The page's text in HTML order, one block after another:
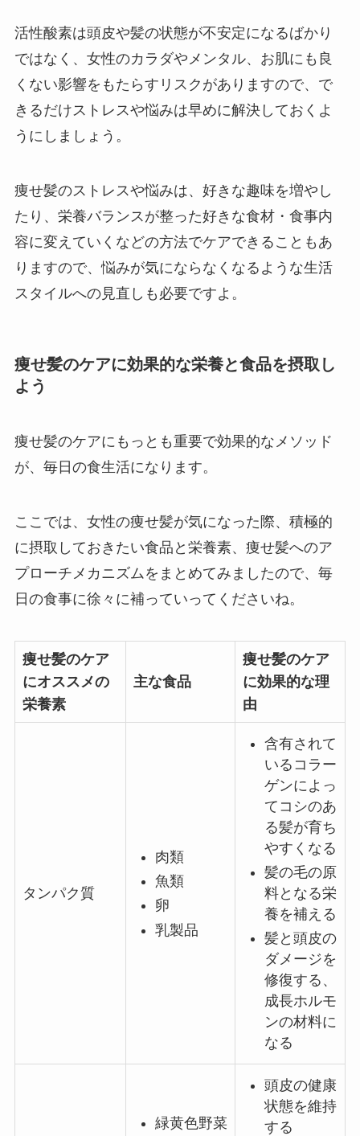
活性酸素は頭皮や髪の状態が不安定になるばかり
ではなく、女性のカラダやメンタル、お肌にも良
くない影響をもたらすリスクがありますので、で
きるだけストレスや悩みは早めに解決しておくよ
うにしましょう。
痩せ髪のストレスや悩みは、好きな趣味を増やし
たり、栄養バランスが整った好きな食材・食事内
容に変えていくなどの方法でケアできることもあ
りますので、悩みが気にならなくなるような生活
スタイルへの見直しも必要ですよ。
痩せ髪のケアに効果的な栄養と食品を摂取し
よう
痩せ髪のケアにもっとも重要で効果的なメソッド
が、毎日の食生活になります。
ここでは、女性の痩せ髪が気になった際、積極的
に摂取しておきたい食品と栄養素、痩せ髪へのア
プローチメカニズムをまとめてみましたので、毎
日の食事に徐々に補っていってくださいね。
痩せ髪のケア
にオススメの
栄養素
主な食品
痩せ髪のケア
に効果的な理
由
タンパク質
肉類
魚類
卵
乳製品
含有されて
いるコラー
ゲンによっ
てコシのあ
る髪が育ち
やすくなる
髪の毛の原
料となる栄
養を補える
髪と頭皮の
ダメージを
修復する、
成長ホルモ
ンの材料に
なる
緑黄色野菜
頭皮の健康
状態を維持
する